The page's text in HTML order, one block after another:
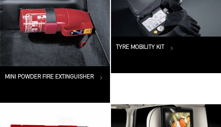
MINI POWDER FIRE EXTINGUISHER
TYRE MOBILITY KIT